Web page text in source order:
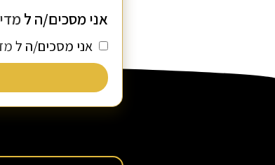
אני מסכים/ה ל
אני מסכים/ה ל